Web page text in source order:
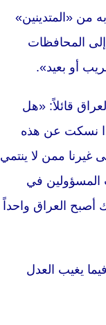
من «المتدينين»
المحافظات
أو بعيد».
قائلاً: «هل
نسكت عن هذه
غيرنا ممن لا ينتمي
المسؤولين في
العراق واحداً
يغيب العدل